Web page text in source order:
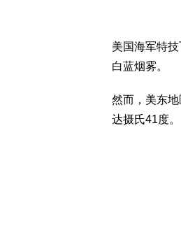
美国海军特
白蓝烟雾。
然而，美东
达摄氏41度。